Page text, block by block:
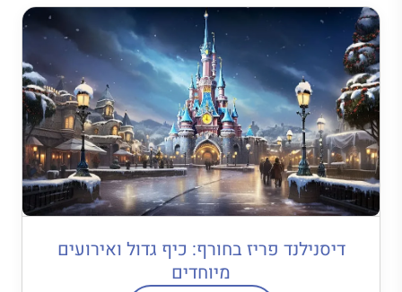
דיסנילנד פריז בחורף: כיף גדול ואירועים
מיוחדים